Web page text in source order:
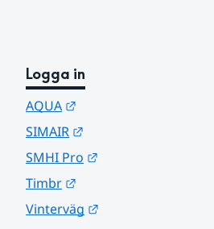
Logga in
AQUA
SIMAIR
SMHI Pro
Timbr
Vinterväg